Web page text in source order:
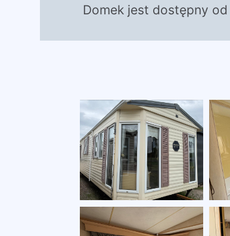
Domek jest dostępny